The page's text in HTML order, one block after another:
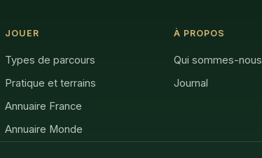
JOUER
Types de parcours
Pratique et terrains
Annuaire France
Annuaire Monde
À PROPOS
Qui sommes-nous
Journal